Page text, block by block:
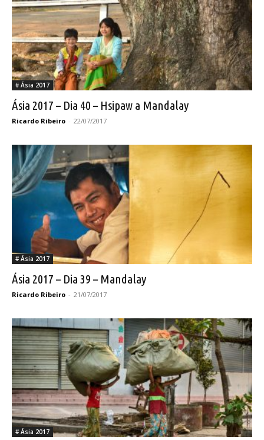
# Ásia 2017
Ásia 2017 – Dia 40 – Hsipaw a Mandalay
Ricardo Ribeiro - 22/07/2017
# Ásia 2017
Ásia 2017 – Dia 39 – Mandalay
Ricardo Ribeiro - 21/07/2017
# Ásia 2017